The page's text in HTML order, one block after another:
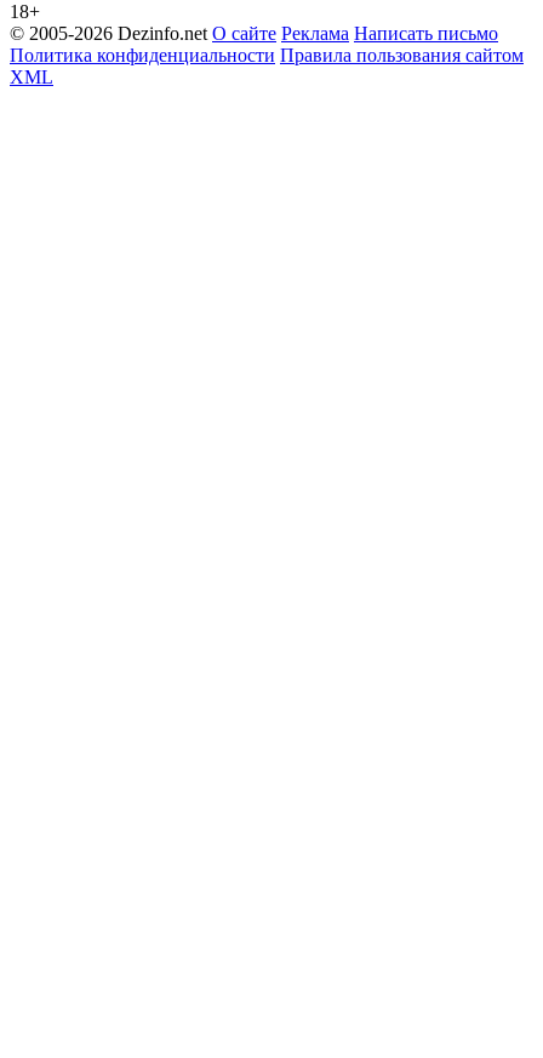
18+
© 2005-2026 Dezinfo.net О сайте Реклама Написать письмо
Политика конфиденциальности Правила пользования сайтом
XML